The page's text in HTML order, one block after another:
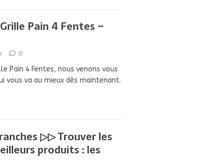
Pain 4 Fentes –
0
Pain 4 Fentes, nous venons vous
vous va au mieux dès maintenant.
▷▷ Trouver les
produits : les